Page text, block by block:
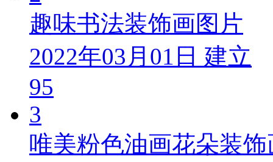
趣味书法装饰画图片
2022年03月01日 建立
95
3
唯美粉色油画花朵装